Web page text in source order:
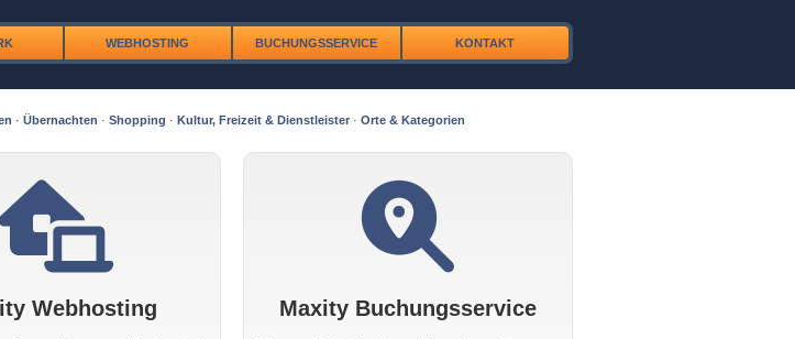
WEBHOSTING BUCHUNGSSERVICE KONTAKT
· Übernachten · Shopping · Kultur, Freizeit & Dienstleister · Orte & Kategorien
Webhosting Maxity Buchungsservice